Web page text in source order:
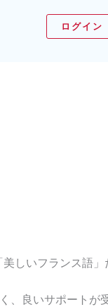
ログイン
しいフランス語」
、良いサポートが